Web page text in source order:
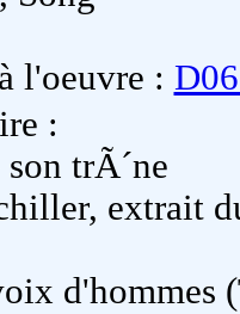
l'oeuvre :
:
trÃ´ne
extrait
d'hommes